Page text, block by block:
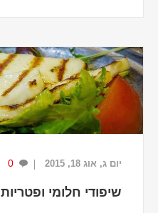
מצרכים (ל-2 מנות)
2 כוסות תירוש ענבים לבנים.
½ כוס מיץ אננס טבעי.
¼ כוס מיץ תפוז...
יום ג, אוג 18, 2015 0
שיפודי חלומי ופטריות